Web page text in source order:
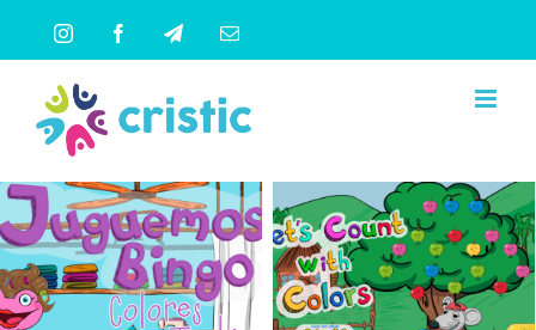
contenido
InstagramFacebookTelegramCorreo
Bingo de colores Count with colors